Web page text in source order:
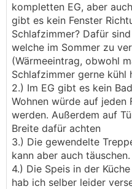
kompletten EG, aber
gibt es kein Fenster
Schlafzimmer? Dafür
welche im Sommer zu
(Wärmeeintrag, obwohl
Schlafzimmer gerne kühl
2.) Im EG gibt es kein
Wohnen würde auf jeden
werden. Außerdem auf
Breite dafür achten
3.) Die gewendelte
kann aber auch täuschen.
4.) Die Speis in der
hab ich selber leider